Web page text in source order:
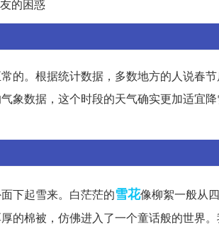
的困惑
的。根据统计数据，多数地方的人说春
象数据，这个时段的天气确实更加适宜
下起雪来。白茫茫的雪花像柳絮一般从
的棉被，仿佛进入了一个童话般的世界